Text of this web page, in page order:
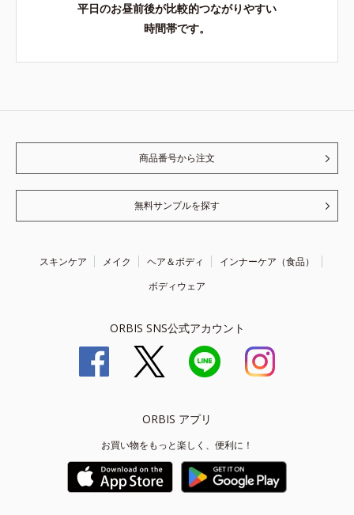
平日のお昼前後が比較的つながりやすい
時間帯です。
商品番号から注文
無料サンプルを探す
スキンケア メイク ヘア＆ボディ
インナーケア（食品）
ボディウェア
ORBIS SNS公式アカウント
ORBIS アプリ
お買い物をもっと楽しく、便利に！